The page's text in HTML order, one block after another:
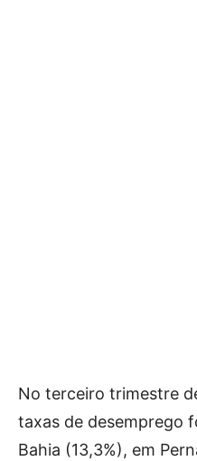
No terceiro trimestre
taxas de desemprego
Bahia (13,3%), em